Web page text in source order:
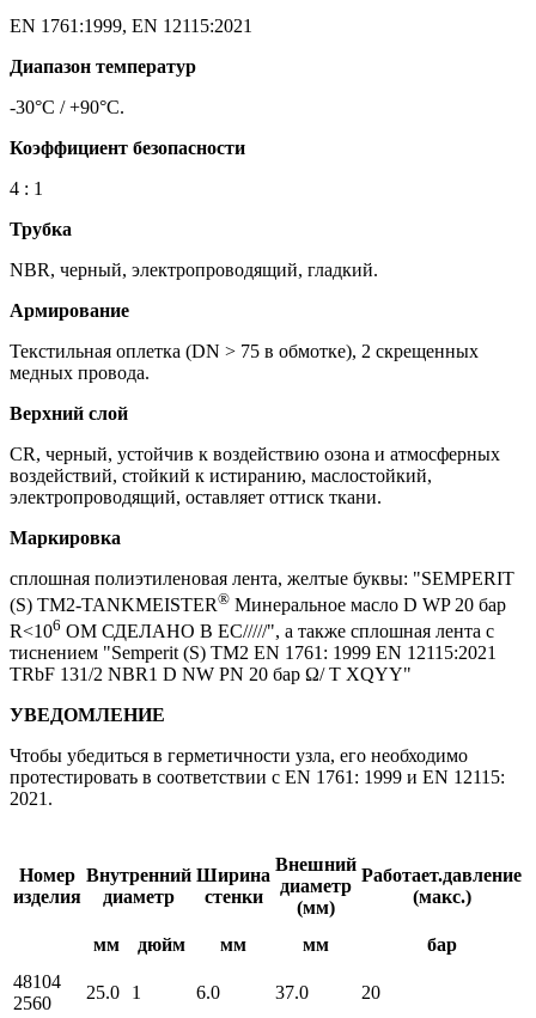
EN 1761:1999, EN 12115:2021
Диапазон температур
-30°C / +90°C.
Коэффициент безопасности
4 : 1
Трубка
NBR, черный, электропроводящий, гладкий.
Армирование
Текстильная оплетка (DN > 75 в обмотке), 2 скрещенных
медных провода.
Верхний слой
CR, черный, устойчив к воздействию озона и атмосферных
воздействий, стойкий к истиранию, маслостойкий,
электропроводящий, оставляет оттиск ткани.
Маркировка
сплошная полиэтиленовая лента, желтые буквы: "SEMPERIT
(S) TM2-TANKMEISTER® Минеральное масло D WP 20 бар
R<106 ОМ СДЕЛАНО В ЕС/////", а также сплошная лента с
тиснением "Semperit (S) TM2 EN 1761: 1999 EN 12115:2021
TRbF 131/2 NBR1 D NW PN 20 бар Ω/ T XQYY"
УВЕДОМЛЕНИЕ
Чтобы убедиться в герметичности узла, его необходимо
протестировать в соответствии с EN 1761: 1999 и EN 12115:
2021.
Номер
изделия
Внутренний
диаметр
Ширина
стенки
Внешний
диаметр
(мм)
Работает.давление
(макс.)
мм дюйм мм мм
бар
48104
2560
25.0 1 6.0 37.0 20